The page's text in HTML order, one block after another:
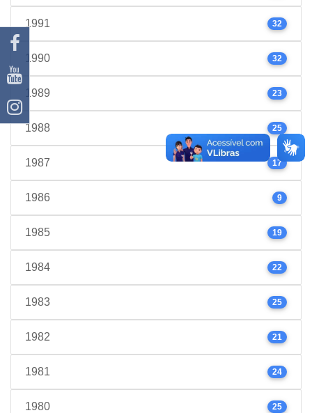
1991 32
1990 32
1989 23
1988 25
1987 17
1986 9
1985 19
1984 22
1983 25
1982 21
1981 24
1980 25